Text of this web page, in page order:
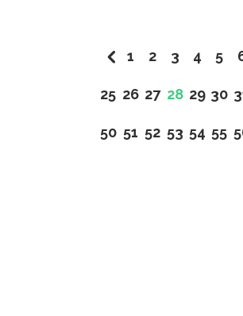
1 2 3 4 5
25 26 27 28 29 30
50 51 52 53 54 55